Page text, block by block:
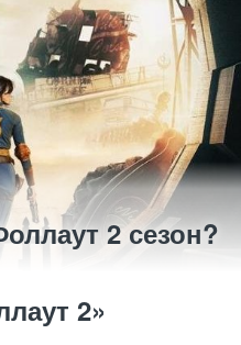
2 сезон?
2»